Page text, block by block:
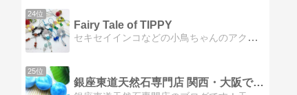
24位
Fairy Tale of TIPPY
セキセイインコなどの小鳥ちゃんのアクセサリーを手づくり販売しています。こちらでは家族のセキセイのエルサの日常やハンドメイド作品のことを書きます。
25位
銀座東道天然石専門店 関西・大阪で業績No.1